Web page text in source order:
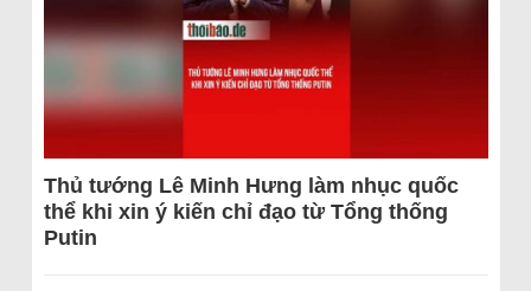
Thủ tướng Lê Minh Hưng làm nhục quốc
thể khi xin ý kiến chỉ đạo từ Tổng thống
Putin